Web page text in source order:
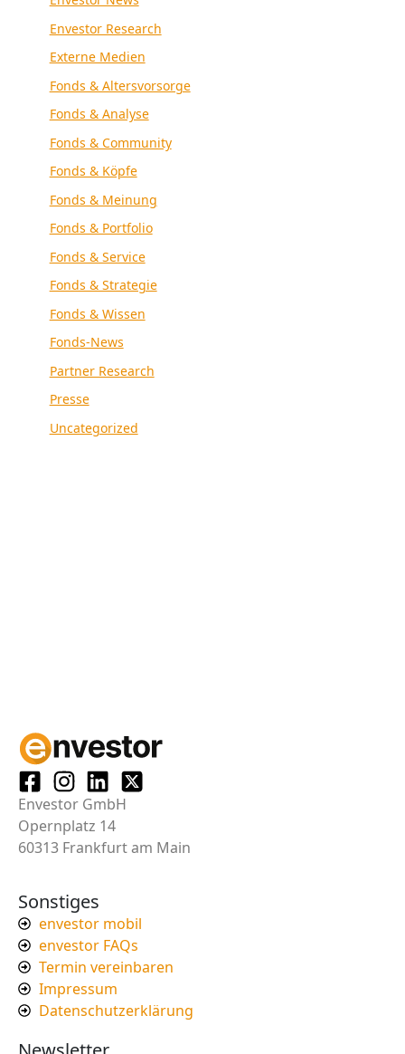
Envestor Research
Externe Medien
Fonds & Altersvorsorge
Fonds & Analyse
Fonds & Community
Fonds & Köpfe
Fonds & Meinung
Fonds & Portfolio
Fonds & Service
Fonds & Strategie
Fonds & Wissen
Fonds-News
Partner Research
Presse
Uncategorized
Envestor GmbH
Opernplatz 14
60313 Frankfurt am Main
Sonstiges
envestor mobil
envestor FAQs
Termin vereinbaren
Impressum
Datenschutzerklärung